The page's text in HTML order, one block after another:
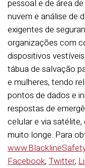
pessoal e de área
nuvem e análise de
exigentes de
organizações com
dispositivos
tábua de salvação
e mulheres, tendo
pontos de dados e
respostas de
celular e via
muito longe. Para
Facebook, Twitter,